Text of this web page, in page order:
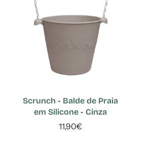
Scrunch - Balde de Praia
em Silicone - Cinza
11,90€